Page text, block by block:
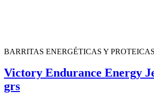
BARRITAS ENERGÉTICAS Y PROTEICAS
Victory Endurance Energy
grs